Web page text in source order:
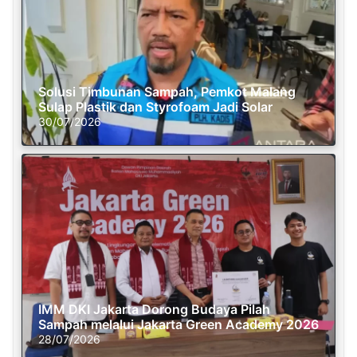
Solusi Timbunan Sampah, Pemkot Malang
Sulap Plastik dan Styrofoam Jadi Solar
30/07/2026
IMM DKI Jakarta Dorong Budaya Pilah
Sampah melalui Jakarta Green Academy 2026
28/07/2026